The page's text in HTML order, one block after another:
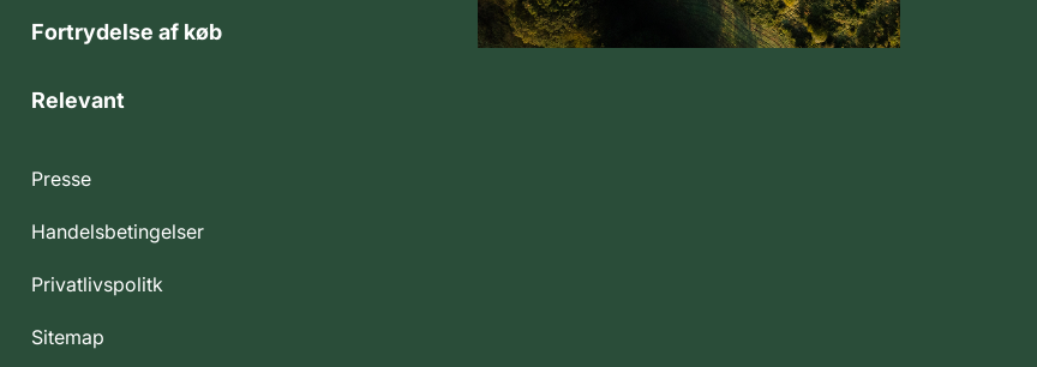
Fortrydelse af køb
Relevant
Presse
Handelsbetingelser
Privatlivspolitk
Sitemap